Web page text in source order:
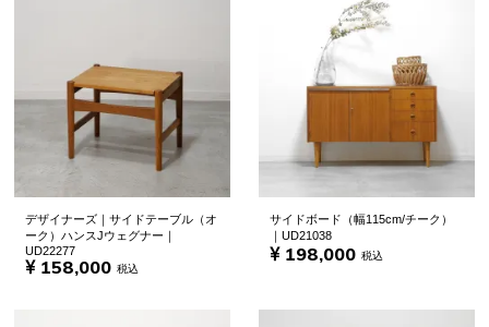
デザイナーズ｜サイドテーブル（オ
ーク）ハンスJウェグナー｜
UD22277
158,000 税込
サイドボード（幅115cm/チーク）
｜UD21038
198,000 税込